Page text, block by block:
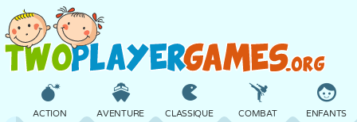
ACTION AVENTURE CLASSIQUE COMBAT ENFANTS